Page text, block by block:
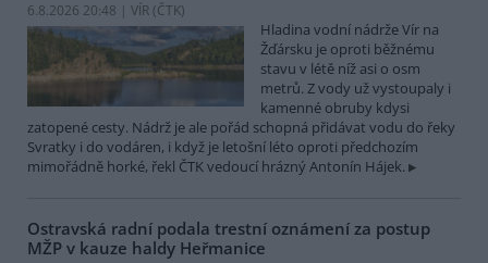
6.8.2026 20:48 | VÍR (ČTK)
Hladina vodní nádrže Vír na
Žďársku je oproti běžnému
stavu v létě níž asi o osm
metrů. Z vody už vystoupaly i
kamenné obruby kdysi
zatopené cesty. Nádrž je ale pořád schopná přidávat vodu do řeky
Svratky i do vodáren, i když je letošní léto oproti předchozím
mimořádně horké, řekl ČTK vedoucí hrázný Antonín Hájek.
Ostravská radní podala trestní oznámení za postup
MŽP v kauze haldy Heřmanice